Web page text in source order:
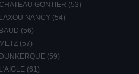
GONTIER (53)
NANCY (54)
(56)
(57)
(59)
(61)